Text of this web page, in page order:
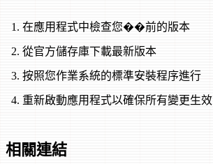
在應用程式中檢查您��前的版本
從官方儲存庫下載最新版本
按照您作業系統的標準安裝程序進行
重新啟動應用程式以確保所有變更生效
相關連結